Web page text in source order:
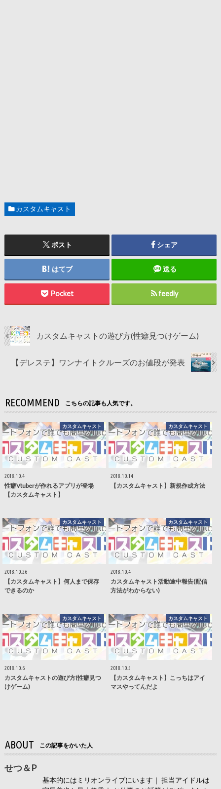
カスタムキャスト
ポスト シェア
はてブ 送る
Pocket feedly
カスタムキャストの遊び方(性癖見つけゲーム)
【デレステ】ワンナイトクルーズのお値段が発表
RECOMMEND こちらの記事も人気です。
カスタムキャスト
2018.10.4
性癖Vtuberが作れるアプリが登場
【カスタムキャスト】
カスタムキャスト
2018.10.14
【カスタムキャスト】新規作成方法
カスタムキャスト
2018.10.26
【カスタムキャスト】何人まで保存
できるのか
カスタムキャスト
2018.10.4
カスタムキャスト活動途中報告(配信
方法がわからない)
カスタムキャスト
2018.10.6
カスタムキャストの遊び方(性癖見つ
けゲーム)
カスタムキャスト
2018.10.5
【カスタムキャスト】こっちはアイ
マスやってんだよ
ABOUT この記事をかいた人
せつ＆P
基本的にはミリオンライブにいます｜ 担当アイドルは